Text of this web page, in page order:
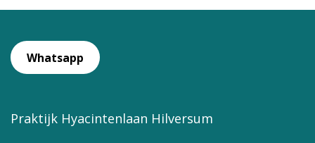
Whatsapp
Praktijk Hyacintenlaan Hilversum